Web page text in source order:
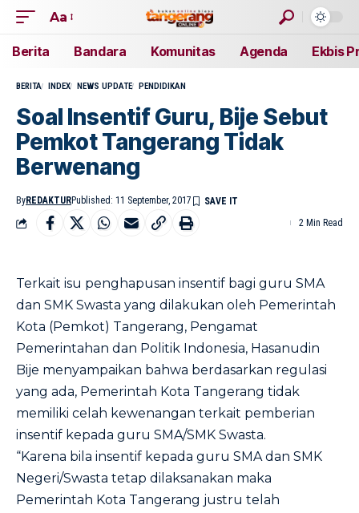
Aa
Berita Bandara Komunitas Agenda Ekbis
BERITA INDEX NEWS UPDATE PENDIDIKAN
Soal Insentif Guru, Bije Sebut
Pemkot Tangerang Tidak
Berwenang
ByREDAKTURPublished: 11 September, 2017
2 Min Read
Terkait isu penghapusan insentif bagi guru SMA
dan SMK Swasta yang dilakukan oleh Pemerintah
Kota (Pemkot) Tangerang, Pengamat
Pemerintahan dan Politik Indonesia, Hasanudin
Bije menyampaikan bahwa berdasarkan regulasi
yang ada, Pemerintah Kota Tangerang tidak
memiliki celah kewenangan terkait pemberian
insentif kepada guru SMA/SMK Swasta.
“Karena bila insentif kepada guru SMA dan SMK
Negeri/Swasta tetap dilaksanakan maka
Pemerintah Kota Tangerang justru telah